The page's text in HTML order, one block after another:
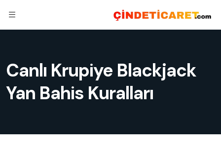
Canlı Krupiye Blackjack
Yan Bahis Kuralları